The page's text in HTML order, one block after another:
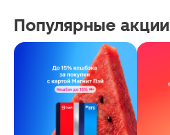
Популярные акции